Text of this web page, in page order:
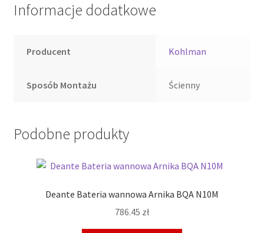
Informacje dodatkowe
Producent Kohlman
Sposób Montażu Ścienny
Podobne produkty
Deante Bateria wannowa Arnika BQA N10M
786.45 zł